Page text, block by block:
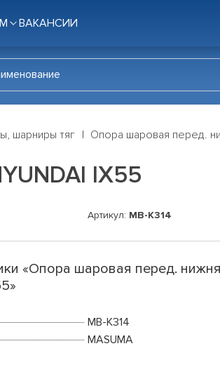
ВАКАНСИИ
шарниры тяг Опора шаровая перед.
IX55
Артикул: MB-K314
«Опора шаровая перед.
MB-K314
MASUMA